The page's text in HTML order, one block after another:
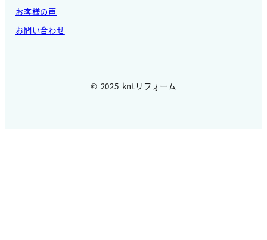
お客様の声
お問い合わせ
© 2025 kntリフォーム